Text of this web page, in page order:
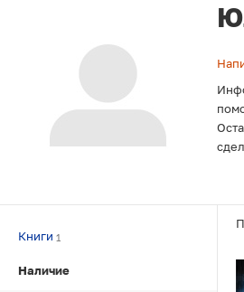
Книги 1
Наличие